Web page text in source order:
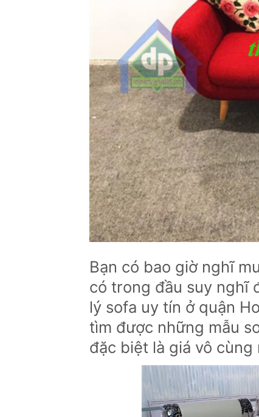
Bạn có bao giờ nghĩ
có trong đầu suy nghĩ
lý sofa uy tín ở quận
tìm được những mẫu
đặc biệt là giá vô cùng